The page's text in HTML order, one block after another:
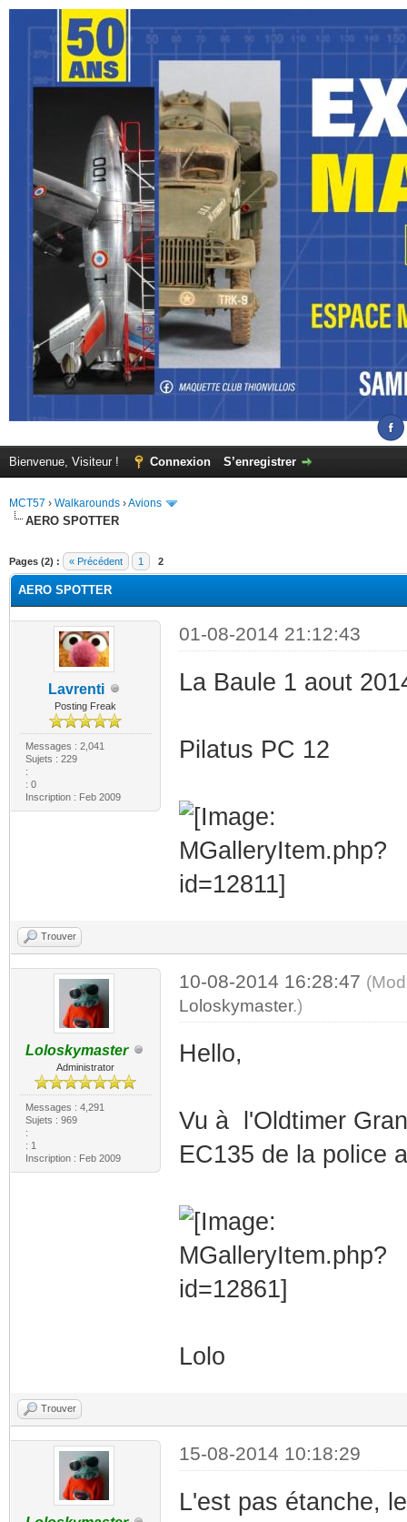
Bienvenue, Visiteur ! Connexion S’enregistrer
MCT57 › Walkarounds ›Avions
AERO SPOTTER
Pages (2) : « Précédent 1 2
AERO SPOTTER
Lavrenti
Posting Freak
Messages : 2,041
Sujets : 229
:
: 0
Inscription : Feb 2009
01-08-2014 21:12:43
La Baule 1 aout
Pilatus PC 12
Trouver
Loloskymaster
Administrator
Messages : 4,291
Sujets : 969
:
: 1
Inscription : Feb 2009
10-08-2014 16:28:47
Loloskymaster.)
Hello,
Vu à l'Oldtimer
EC135 de la police
Lolo
Trouver
15-08-2014 10:18:29
L'est pas étanche,